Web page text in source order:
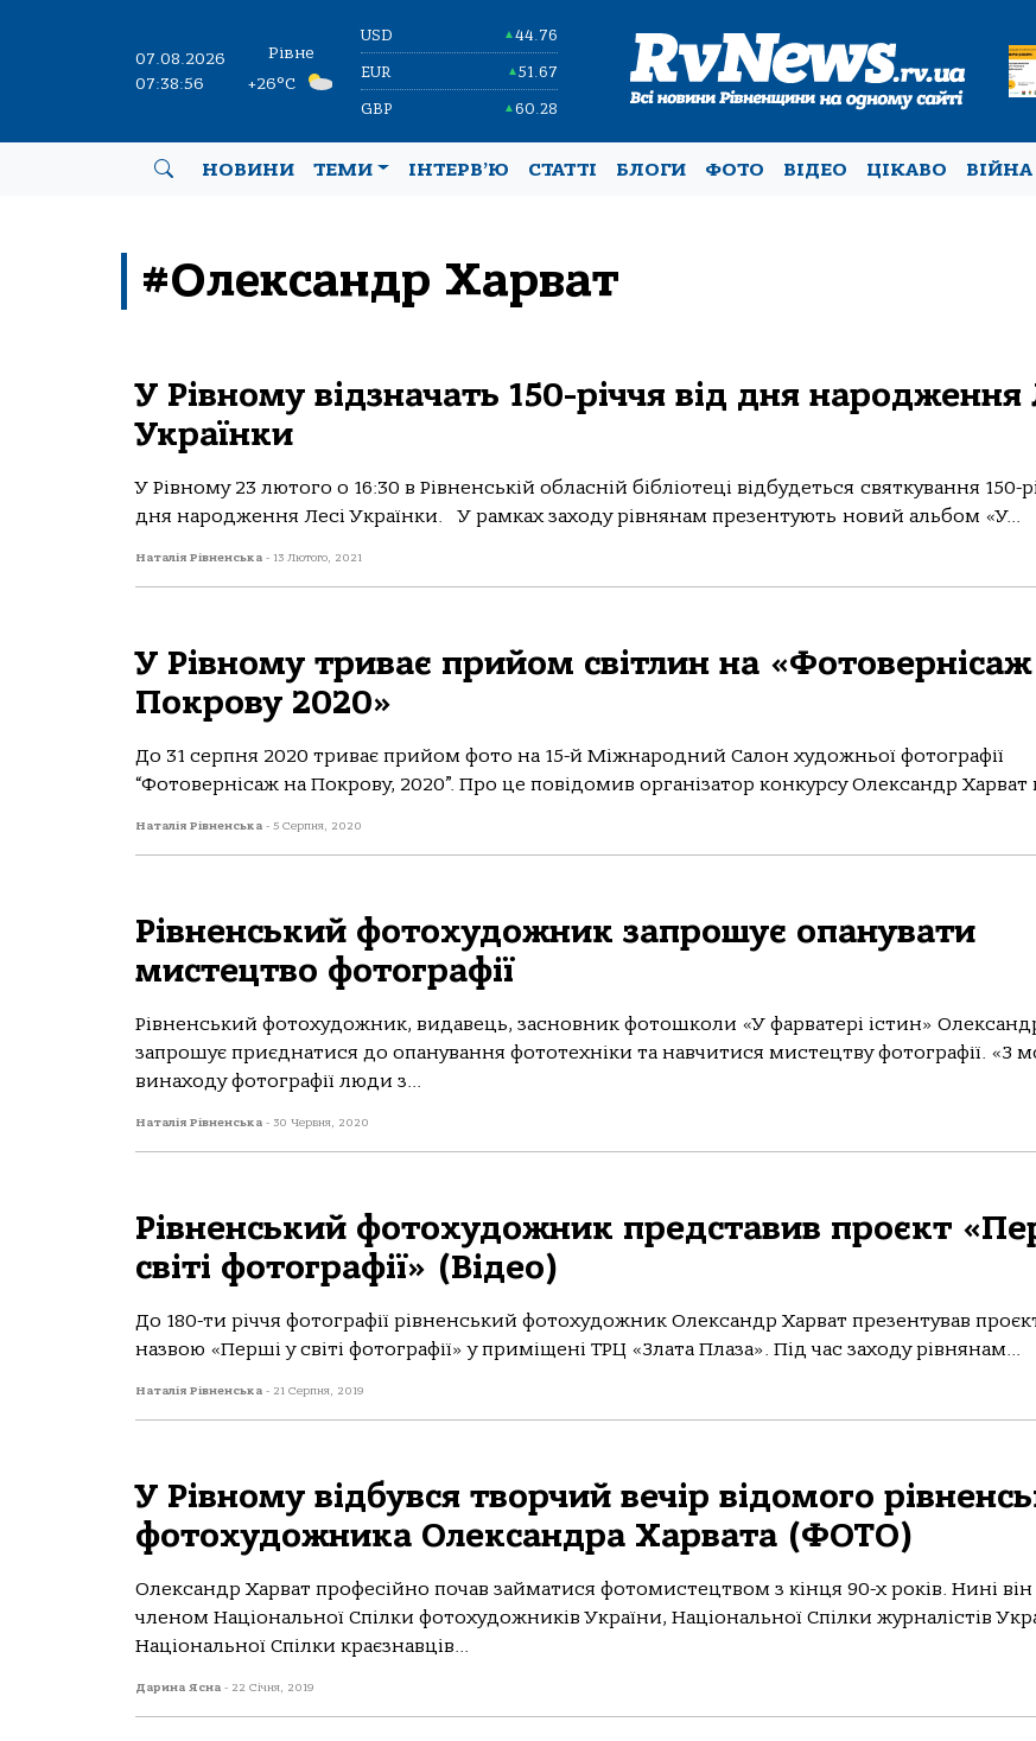
07.08.2026
07:38:57
Рівне
+26°C
USD ▲44.76
EUR ▲51.67
GBP ▲60.28
НОВИНИ ТЕМИ ІНТЕРВ’Ю СТАТТІ БЛОГИ ФОТО ВІДЕО ЦІКАВО
#Олександр Харват
У Рівному відзначать 150-річчя від дня народження
Українки
У Рівному 23 лютого о 16:30 в Рівненській обласній бібліотеці відбудеться святкування 150-
дня народження Лесі Українки. У рамках заходу рівнянам презентують новий альбом «У...
Наталія Рівненська - 13 Лютого, 2021
У Рівному триває прийом світлин на
Покрову 2020»
До 31 серпня 2020 триває прийом фото на 15-й Міжнародний Салон художньої фотографії
“Фотовернісаж на Покрову, 2020”. Про це повідомив організатор конкурсу Олександр Харват
Наталія Рівненська - 5 Серпня, 2020
Рівненський фотохудожник запрошує опанувати
мистецтво фотографії
Рівненський фотохудожник, видавець, засновник фотошколи «У фарватері істин»
запрошує приєднатися до опанування фототехніки та навчитися мистецтву фотографії. «З
винаходу фотографії люди з...
Наталія Рівненська - 30 Червня, 2020
Рівненський фотохудожник представив проєкт
світі фотографії» (Відео)
До 180-ти річчя фотографії рівненський фотохудожник Олександр Харват презентував
назвою «Перші у світі фотографії» у приміщені ТРЦ «Злата Плаза». Під час заходу рівнянам...
Наталія Рівненська - 21 Серпня, 2019
У Рівному відбувся творчий вечір відомого
фотохудожника Олександра Харвата (ФОТО)
Олександр Харват професійно почав займатися фотомистецтвом з кінця 90-х років. Нині він
членом Національної Спілки фотохудожників України, Національної Спілки журналістів
Національної Спілки краєзнавців...
Дарина Ясна - 22 Січня, 2019